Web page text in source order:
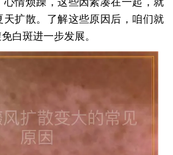
心情烦躁，这些因素凑在一起，就
天扩散。了解这些原因后，咱们就
白斑进一步发展。